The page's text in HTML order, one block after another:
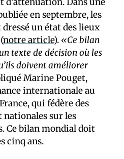
en septembre, les
un état des lieux
notre article). «Ce bilan
texte de décision où les
doivent améliorer
Marine Pouget,
internationale au
qui fédère des
nationales sur les
Ce bilan mondial doit
cinq ans.